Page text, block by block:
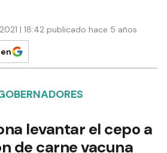
| 18:42 publicado hace 5 años
levantar el cepo a
de carne vacuna